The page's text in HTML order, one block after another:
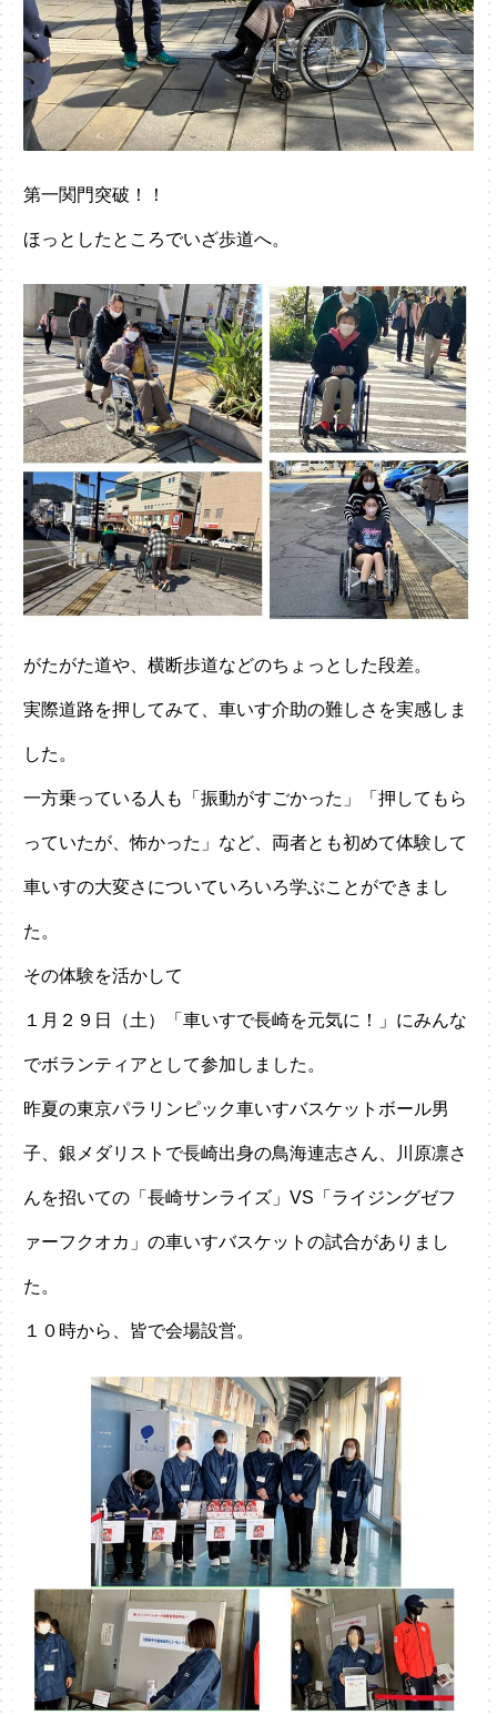
第一関門突破！！
ほっとしたところでいざ歩道へ。
がたがた道や、横断歩道などのちょっとした段差。
実際道路を押してみて、車いす介助の難しさを実感しま
した。
一方乗っている人も「振動がすごかった」「押してもら
っていたが、怖かった」など、両者とも初めて体験して
車いすの大変さについていろいろ学ぶことができまし
た。
その体験を活かして
１月２９日（土）「車いすで長崎を元気に！」にみんな
でボランティアとして参加しました。
昨夏の東京パラリンピック車いすバスケットボール男
子、銀メダリストで長崎出身の鳥海連志さん、川原凛さ
んを招いての「長崎サンライズ」VS「ライジングゼフ
ァーフクオカ」の車いすバスケットの試合がありまし
た。
１０時から、皆で会場設営。